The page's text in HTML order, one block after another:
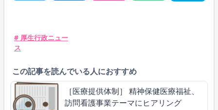
# 厚生行政ニュー
ス
この記事を読んでいる人におすすめ
［医療提供体制］ 精神保健医療福祉、
訪問看護事業テーマにヒアリング